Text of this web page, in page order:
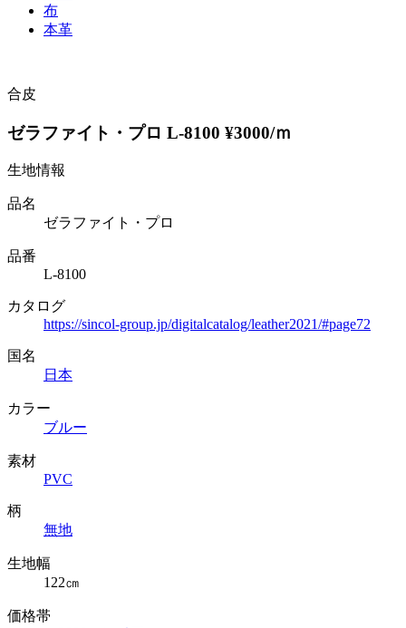
布
本革
合皮
ゼラファイト・プロ L-8100 ¥3000/ｍ
生地情報
品名
ゼラファイト・プロ
品番
L-8100
カタログ
https://sincol-group.jp/digitalcatalog/leather2021/#page72
国名
日本
カラー
ブルー
素材
PVC
柄
無地
生地幅
122㎝
価格帯